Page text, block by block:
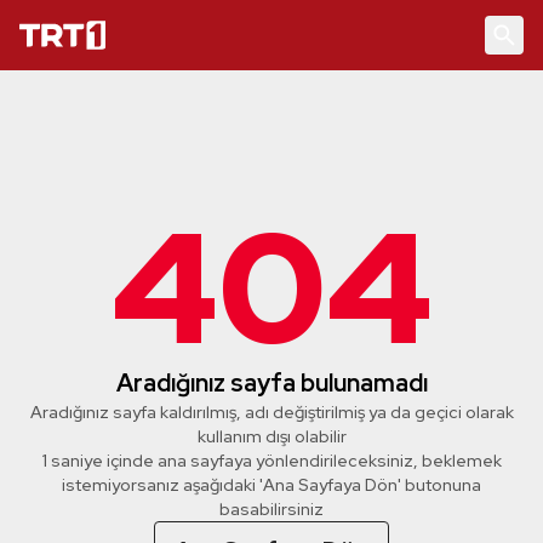
404
Aradığınız sayfa bulunamadı
Aradığınız sayfa kaldırılmış, adı değiştirilmiş ya da geçici olarak
kullanım dışı olabilir
1 saniye içinde ana sayfaya yönlendirileceksiniz, beklemek
istemiyorsanız aşağıdaki 'Ana Sayfaya Dön' butonuna
basabilirsiniz